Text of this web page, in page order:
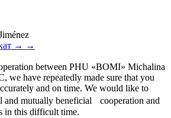
→ →
between PHU «BOMI» Michalina
we have repeatedly made sure that you
and on time. We would like to
and mutually beneficial cooperation and
in this difficult time.